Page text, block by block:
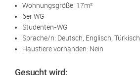
Wohnungsgröße: 17m²
6er WG
Studenten-WG
Sprache/n: Deutsch, Englisch, Türkisch
Haustiere vorhanden: Nein
Gesucht wird: